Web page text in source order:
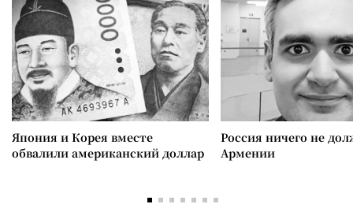
Япония и Корея вместе
обвалили американский доллар
Россия ничего не
Армении